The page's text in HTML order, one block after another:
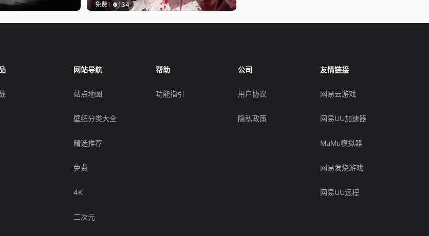
免费 134
网站导航
站点地图
壁纸分类大全
精选推荐
免费
4K
二次元
帮助
功能指引
公司
用户协议
隐私政策
友情链接
网易云游戏
网易UU加速器
MuMu模拟器
网易发烧游戏
网易UU远程